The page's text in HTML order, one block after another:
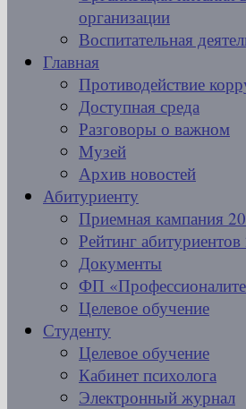
организации
Воспитательная
Главная
Противодействие
Доступная среда
Разговоры о важном
Музей
Архив новостей
Абитуриенту
Приемная кампания
Рейтинг
Документы
ФП
Целевое обучение
Студенту
Целевое обучение
Кабинет психолога
Электронный журнал